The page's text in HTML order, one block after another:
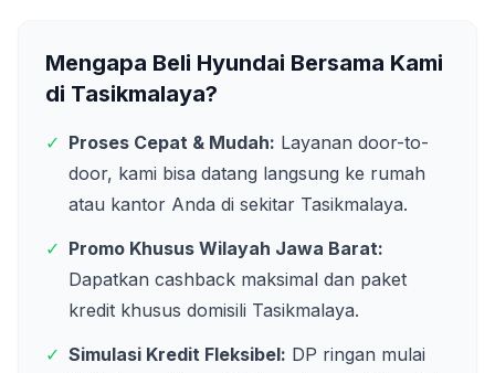
Mengapa Beli Hyundai Bersama Kami
di Tasikmalaya?
✓ Proses Cepat & Mudah: Layanan door-to-
door, kami bisa datang langsung ke rumah
atau kantor Anda di sekitar Tasikmalaya.
✓ Promo Khusus Wilayah Jawa Barat:
Dapatkan cashback maksimal dan paket
kredit khusus domisili Tasikmalaya.
✓ Simulasi Kredit Fleksibel: DP ringan mulai